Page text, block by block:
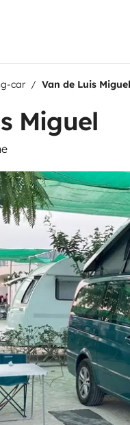
car Van de Luis Miguel
Miguel